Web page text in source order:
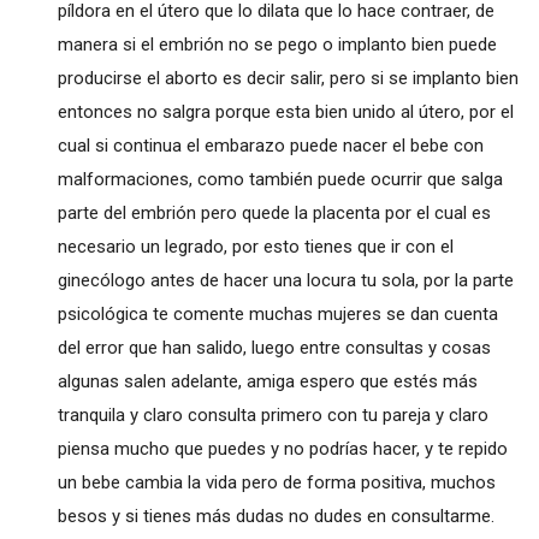
píldora en el útero que lo dilata que lo hace contraer, de
manera si el embrión no se pego o implanto bien puede
producirse el aborto es decir salir, pero si se implanto bien
entonces no salgra porque esta bien unido al útero, por el
cual si continua el embarazo puede nacer el bebe con
malformaciones, como también puede ocurrir que salga
parte del embrión pero quede la placenta por el cual es
necesario un legrado, por esto tienes que ir con el
ginecólogo antes de hacer una locura tu sola, por la parte
psicológica te comente muchas mujeres se dan cuenta
del error que han salido, luego entre consultas y cosas
algunas salen adelante, amiga espero que estés más
tranquila y claro consulta primero con tu pareja y claro
piensa mucho que puedes y no podrías hacer, y te repido
un bebe cambia la vida pero de forma positiva, muchos
besos y si tienes más dudas no dudes en consultarme.